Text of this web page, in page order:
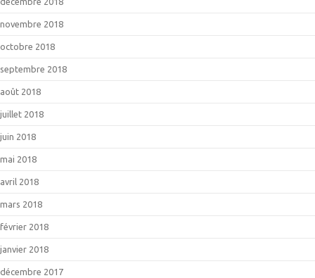
novembre 2018
octobre 2018
septembre 2018
août 2018
juillet 2018
juin 2018
mai 2018
avril 2018
mars 2018
février 2018
janvier 2018
décembre 2017